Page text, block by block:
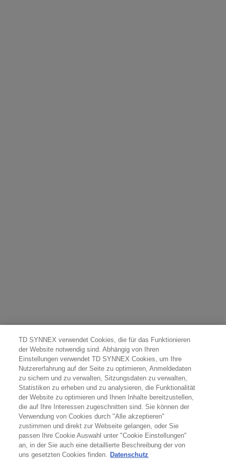
TD SYNNEX verwendet Cookies, die für das Funktionieren
der Website notwendig sind. Abhängig von Ihren
Einstellungen verwendet TD SYNNEX Cookies, um Ihre
Nutzererfahrung auf der Seite zu optimieren, Anmeldedaten
zu sichern und zu verwalten, Sitzungsdaten zu verwalten,
Statistiken zu erheben und zu analysieren, die Funktionalität
der Website zu optimieren und Ihnen Inhalte bereitzustellen,
die auf Ihre Interessen zugeschnitten sind. Sie können der
Verwendung von Cookies durch "Alle akzeptieren"
zustimmen und direkt zur Webseite gelangen, oder Sie
passen Ihre Cookie Auswahl unter "Cookie Einstellungen"
an, in der Sie auch eine detaillierte Beschreibung der von
uns gesetzten Cookies finden. Datenschutz